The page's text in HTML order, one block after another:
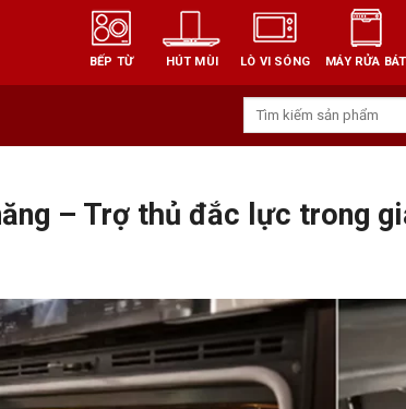
BẾP TỪ HÚT MÙI LÒ VI SÓNG MÁY RỬA BÁT
Tìm
– Trợ thủ đắc lực trong